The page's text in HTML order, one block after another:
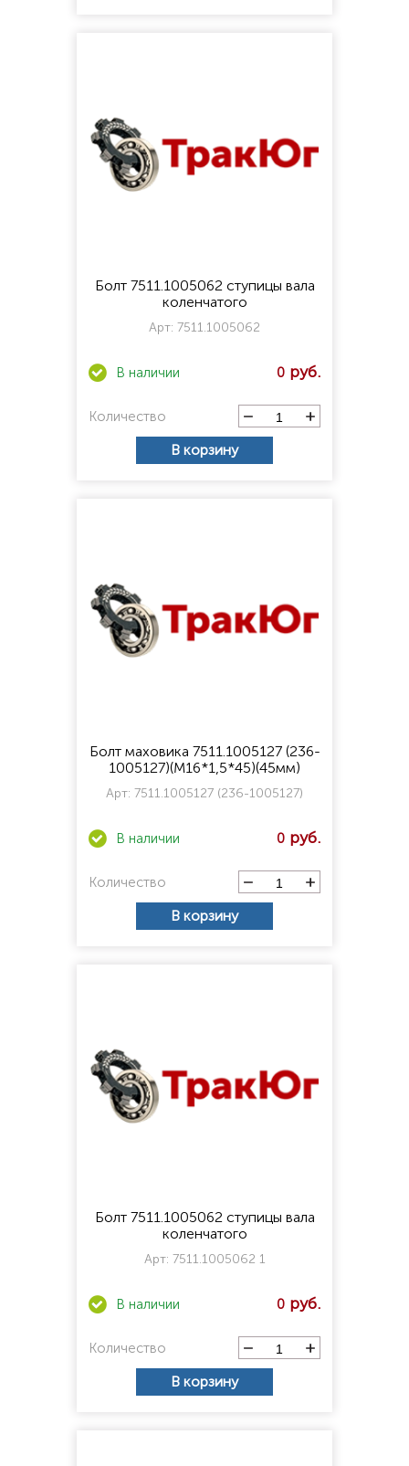
Болт 7511.1005062 ступицы вала
коленчатого
Арт: 7511.1005062
0
Количество
В корзину
Болт маховика 7511.1005127 (236-
1005127)(М16*1,5*45)(45мм)
Арт: 7511.1005127 (236-1005127)
0
Количество
В корзину
Болт 7511.1005062 ступицы вала
коленчатого
Арт: 7511.1005062 1
0
Количество
В корзину